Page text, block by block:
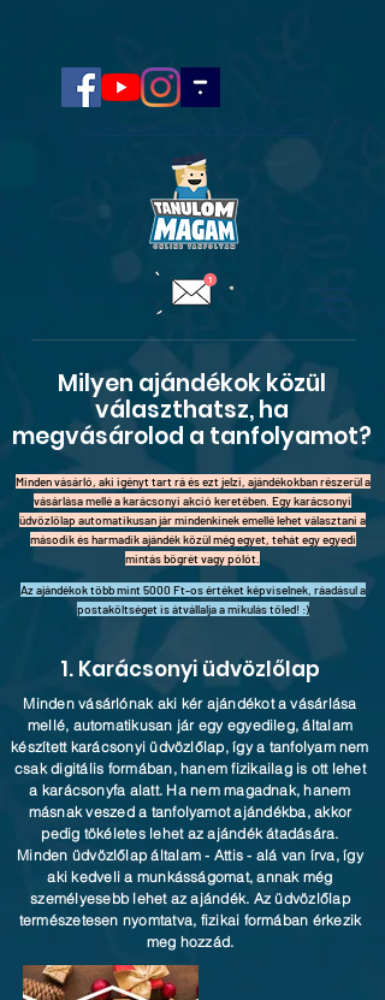
Milyen ajándékok közül
választhatsz, ha
megvásárolod a tanfolyamot?
Minden vásárló, aki igényt tart rá és ezt jelzi, ajándékokban részerül a
vásárlása mellé a karácsonyi akció keretében. Egy karácsonyi
üdvözlőlap automatikusan jár mindenkinek emellé lehet választani a
második és harmadik ajándék közül még egyet, tehát egy egyedi
mintás bögrét vagy pólót.
Az ajándékok több mint 5000 Ft-os értéket képviselnek, ráadásul a
postaköltséget is átvállalja a mikulás tőled! :)
1. Karácsonyi üdvözlőlap
Minden vásárlónak aki kér ajándékot a vásárlása
mellé, automatikusan jár egy egyedileg, általam
készített karácsonyi üdvözlőlap, így a tanfolyam nem
csak digitális formában, hanem fizikailag is ott lehet
a karácsonyfa alatt. Ha nem magadnak, hanem
másnak veszed a tanfolyamot ajándékba, akkor
pedig tökéletes lehet az ajándék átadására.
Minden üdvözlőlap általam - Attis - alá van írva, így
aki kedveli a munkásságomat, annak még
személyesebb lehet az ajándék. Az üdvözlőlap
természetesen nyomtatva, fizikai formában érkezik
meg hozzád.